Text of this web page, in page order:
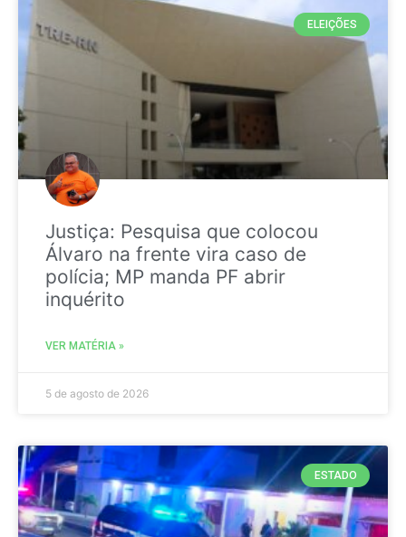
ELEIÇÕES
Justiça: Pesquisa que colocou
Álvaro na frente vira caso de
polícia; MP manda PF abrir
inquérito
VER MATÉRIA »
5 de agosto de 2026
ESTADO